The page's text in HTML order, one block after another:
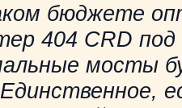
бюджете
404 CRD
мосты